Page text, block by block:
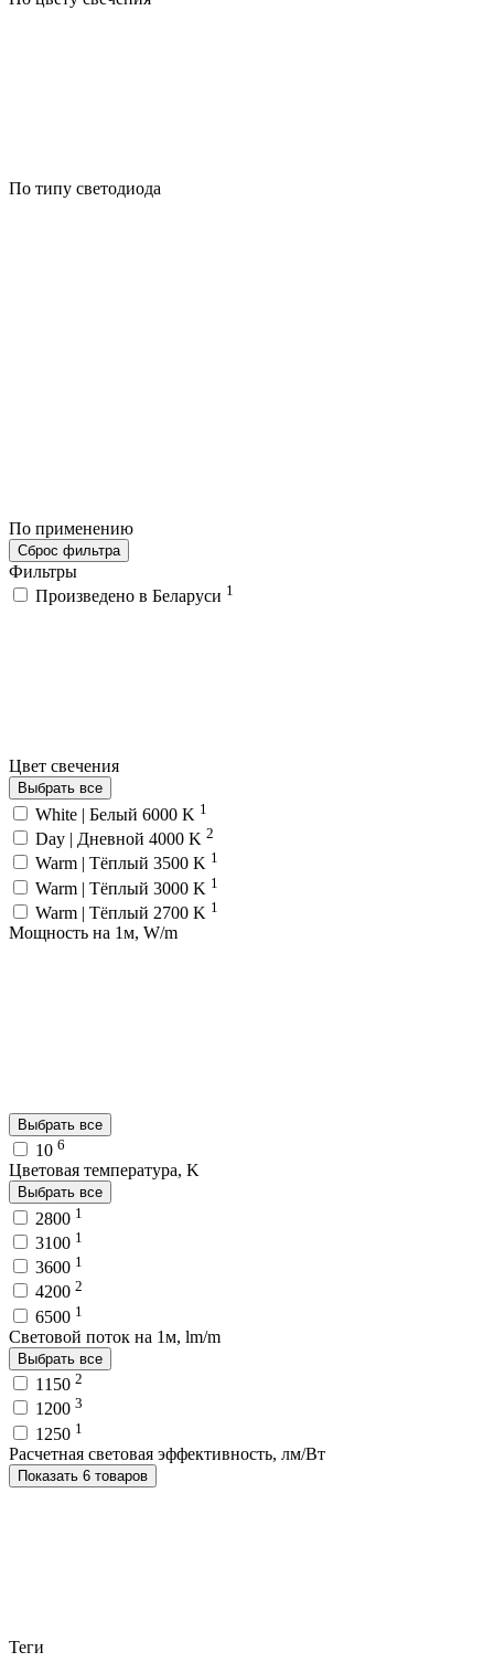
По типу светодиода
По применению
Сброс фильтра
Фильтры
Произведено в Беларуси 1
Цвет свечения
Выбрать все
White | Белый 6000 K 1
Day | Дневной 4000 K 2
Warm | Тёплый 3500 K 1
Warm | Тёплый 3000 K 1
Warm | Тёплый 2700 K 1
Мощность на 1м, W/m
Выбрать все
10 6
Цветовая температура, K
Выбрать все
2800 1
3100 1
3600 1
4200 2
6500 1
Световой поток на 1м, lm/m
Выбрать все
1150 2
1200 3
1250 1
Расчетная световая эффективность, лм/Вт
Показать 6 товаров
Теги